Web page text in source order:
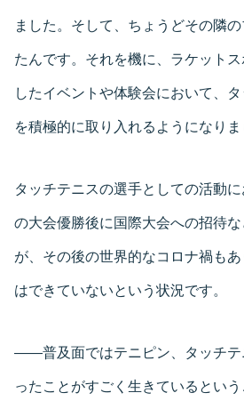
ました。そして、ちょうどその隣
たんです。それを機に、ラケット
したイベントや体験会において、
を積極的に取り入れるようになりま
タッチテニスの選手としての活動
の大会優勝後に国際大会への招待
が、その後の世界的なコロナ禍も
はできていないという状況です。
――普及面ではテニピン、タッチテ
ったことがすごく生きているという